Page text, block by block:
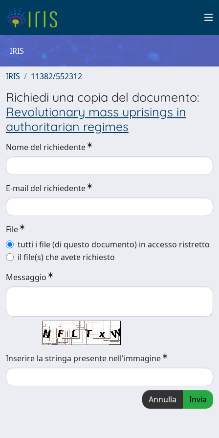
IRIS
IRIS 11382/552312
Richiedi una copia del documento:
Revolutionary mass uprisings in
authoritarian regimes
Nome del richiedente
E-mail del richiedente
File
tutti i file (di questo documento) in accesso ristretto
il file(s) che avete richiesto
Messaggio
Inserire la stringa presente nell'immagine
Annulla Invia